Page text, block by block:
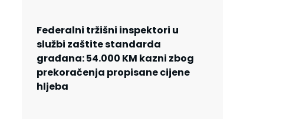
Federalni tržišni inspektori u
službi zaštite standarda
građana: 54.000 KM kazni zbog
prekoračenja propisane cijene
hljeba